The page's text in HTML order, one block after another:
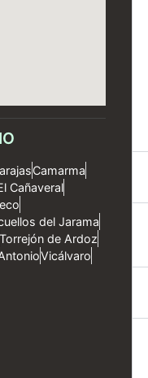
Camarma
Cañaveral
del Jarama
Torrejón de Ardoz
Vicálvaro